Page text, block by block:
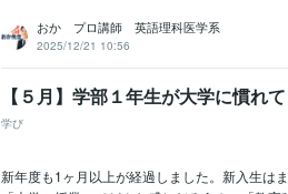
おか プロ講師 英語理科医学系
2025/12/21 10:56
【５月】学部１年生が大学に慣れ
学び
新年度も1ヶ月以上が経過しました。新入生は